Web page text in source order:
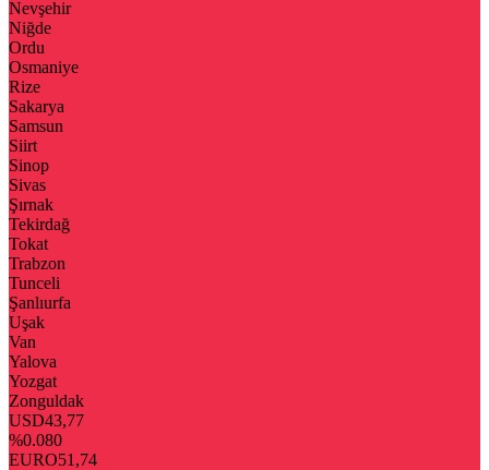
Nevşehir
Niğde
Ordu
Osmaniye
Rize
Sakarya
Samsun
Siirt
Sinop
Sivas
Şırnak
Tekirdağ
Tokat
Trabzon
Tunceli
Şanlıurfa
Uşak
Van
Yalova
Yozgat
Zonguldak
USD43,77
%0.080
EURO51,74